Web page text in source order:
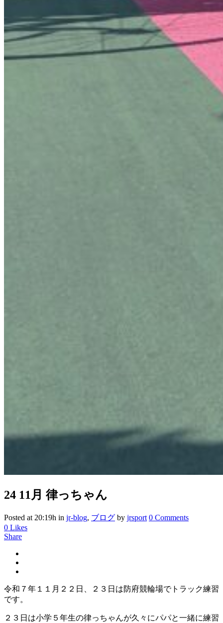
24 11月 律っちゃん
Posted at 20:19h in jr-blog, ブログ by jrsport 0 Comments
0 Likes
Share
令和７年１１月２２日、２３日は防府競輪場でトラック練習
です。
２３日は小学５年生の律っちゃんが久々にパパと一緒に練習